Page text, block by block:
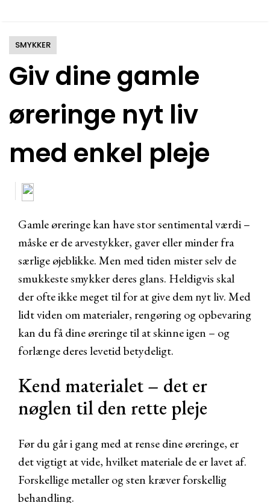
Giv dine gamle
øreringe nyt liv
med enkel pleje
SMYKKER
Gamle øreringe kan have stor sentimental værdi –
måske er de arvestykker, gaver eller minder fra
særlige øjeblikke. Men med tiden mister selv de
smukkeste smykker deres glans. Heldigvis skal
der ofte ikke meget til for at give dem nyt liv. Med
lidt viden om materialer, rengøring og opbevaring
kan du få dine øreringe til at skinne igen – og
forlænge deres levetid betydeligt.
Kend materialet – det er
nøglen til den rette pleje
Før du går i gang med at rense dine øreringe, er
det vigtigt at vide, hvilket materiale de er lavet af.
Forskellige metaller og sten kræver forskellig
behandling.